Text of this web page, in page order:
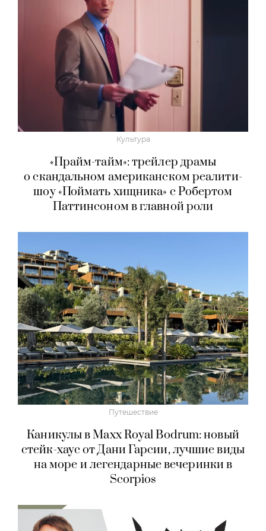
Культура
«Прайм-тайм»: трейлер драмы
о скандальном американском реалити-
шоу «Поймать хищника» с Робертом
Паттинсоном в главной роли
Путешествие
Каникулы в Maxx Royal Bodrum: новый
стейк-хаус от Дани Гарсии, лучшие виды
на море и легендарные вечеринки в
Scorpios